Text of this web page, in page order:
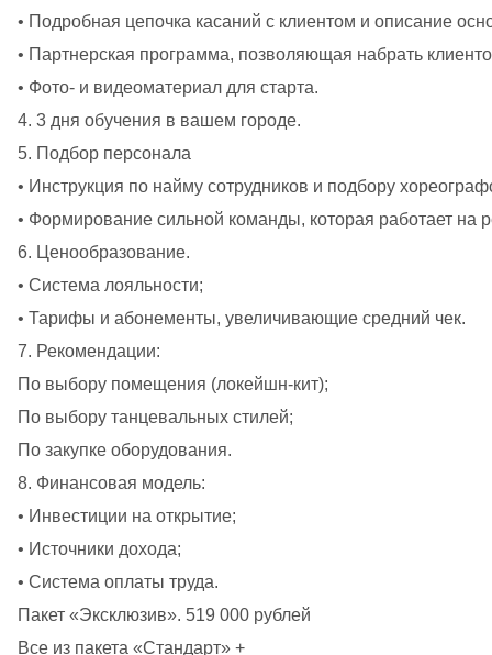
• Подробная цепочка касаний с клиентом и описание
• Партнерская программа, позволяющая набрать
• Фото- и видеоматериал для старта.
4. 3 дня обучения в вашем городе.
5. Подбор персонала
• Инструкция по найму сотрудников и подбору
• Формирование сильной команды, которая работает на
6. Ценообразование.
• Система лояльности;
• Тарифы и абонементы, увеличивающие средний чек.
7. Рекомендации:
По выбору помещения (локейшн-кит);
По выбору танцевальных стилей;
По закупке оборудования.
8. Финансовая модель:
• Инвестиции на открытие;
• Источники дохода;
• Система оплаты труда.
Пакет «Эксклюзив». 519 000 рублей
Все из пакета «Стандарт» +